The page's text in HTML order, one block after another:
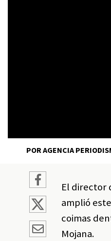
POR AGENCIA
El director
amplió
coimas
Mojana.